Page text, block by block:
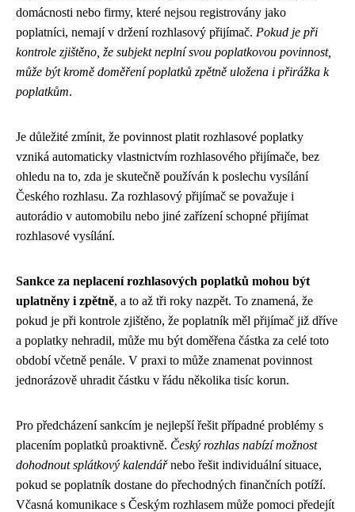
domácnosti nebo firmy, které nejsou registrovány jako
poplatníci, nemají v držení rozhlasový přijímač. Pokud je při
kontrole zjištěno, že subjekt neplní svou poplatkovou povinnost,
může být kromě doměření poplatků zpětně uložena i přirážka k
poplatkům.
Je důležité zmínit, že povinnost platit rozhlasové poplatky
vzniká automaticky vlastnictvím rozhlasového přijímače, bez
ohledu na to, zda je skutečně používán k poslechu vysílání
Českého rozhlasu. Za rozhlasový přijímač se považuje i
autorádio v automobilu nebo jiné zařízení schopné přijímat
rozhlasové vysílání.
Sankce za neplacení rozhlasových poplatků mohou být
uplatněny i zpětně, a to až tři roky nazpět. To znamená, že
pokud je při kontrole zjištěno, že poplatník měl přijímač již dříve
a poplatky nehradil, může mu být doměřena částka za celé toto
období včetně penále. V praxi to může znamenat povinnost
jednorázově uhradit částku v řádu několika tisíc korun.
Pro předcházení sankcím je nejlepší řešit případné problémy s
placením poplatků proaktivně. Český rozhlas nabízí možnost
dohodnout splátkový kalendářnebo řešit individuální situace,
pokud se poplatník dostane do přechodných finančních potíží.
Včasná komunikace s Českým rozhlasem může pomoci předejít